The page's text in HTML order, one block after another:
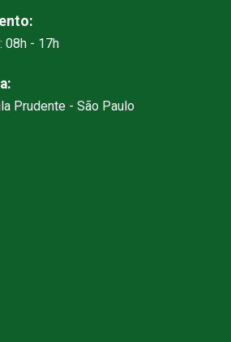
08h - 17h
Prudente - São Paulo